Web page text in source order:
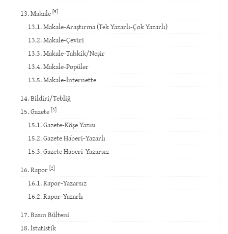
13. Makale [5]
13.1. Makale-Araştırma (Tek Yazarlı-Çok Yazarlı)
13.2. Makale-Çeviri
13.3. Makale-Tahkik/Neşir
13.4. Makale-Popüler
13.5. Makale-İnternette
14. Bildiri/Tebliğ
15. Gazete [3]
15.1. Gazete-Köşe Yazısı
15.2. Gazete Haberi-Yazarlı
15.3. Gazete Haberi-Yazarsız
16. Rapor [2]
16.1. Rapor-Yazarsız
16.2. Rapor-Yazarlı
17. Basın Bülteni
18. İstatistik